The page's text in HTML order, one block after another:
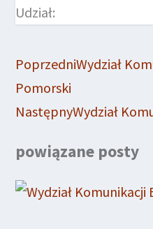
Udział:
PoprzedniWydział
Pomorski
NastępnyWydział
powiązane posty